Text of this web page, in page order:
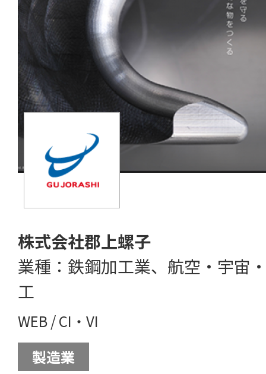
株式会社郡上螺子
業種：鉄鋼加工業、航空・宇宙
工
WEB /CI・VI
製造業